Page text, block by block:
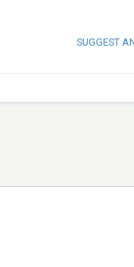
SUGGEST